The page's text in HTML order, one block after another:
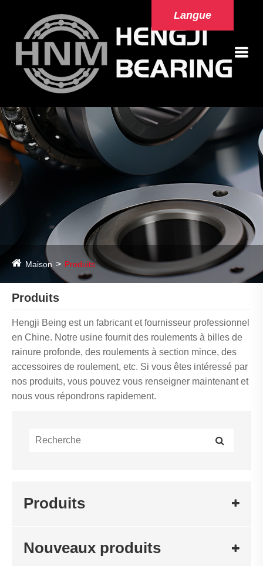
Langue
Maison Produits
Produits
Hengji Being est un fabricant et fournisseur professionnel
en Chine. Notre usine fournit des roulements à billes de
rainure profonde, des roulements à section mince, des
accessoires de roulement, etc. Si vous êtes intéressé par
nos produits, vous pouvez vous renseigner maintenant et
nous vous répondrons rapidement.
Produits
Nouveaux produits